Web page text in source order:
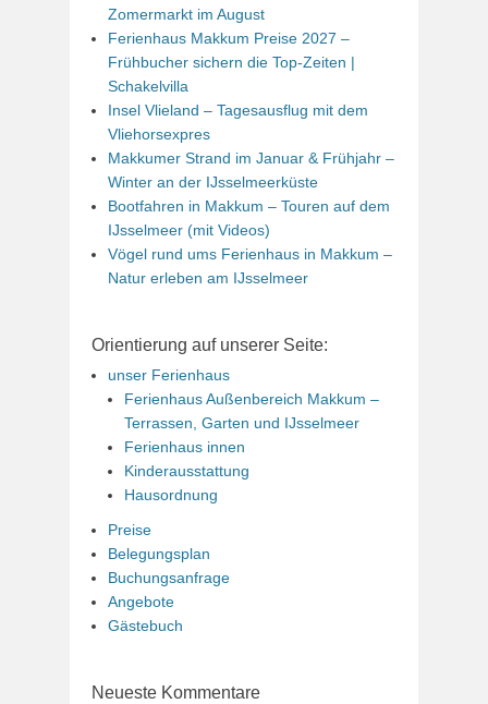
Zomermarkt im August
Ferienhaus Makkum Preise 2027 –
Frühbucher sichern die Top-Zeiten |
Schakelvilla
Insel Vlieland – Tagesausflug mit dem
Vliehorsexpres
Makkumer Strand im Januar & Frühjahr –
Winter an der IJsselmeerküste
Bootfahren in Makkum – Touren auf dem
IJsselmeer (mit Videos)
Vögel rund ums Ferienhaus in Makkum –
Natur erleben am IJsselmeer
Orientierung auf unserer Seite:
unser Ferienhaus
Ferienhaus Außenbereich Makkum –
Terrassen, Garten und IJsselmeer
Ferienhaus innen
Kinderausstattung
Hausordnung
Preise
Belegungsplan
Buchungsanfrage
Angebote
Gästebuch
Neueste Kommentare